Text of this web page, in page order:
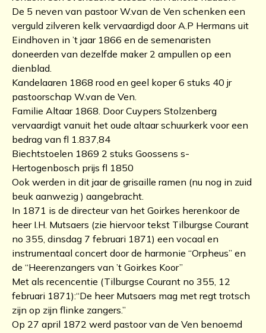
De 5 neven van pastoor W.van de Ven schenken een
verguld zilveren kelk vervaardigd door A.P Hermans uit
Eindhoven in ’t jaar 1866 en de semenaristen
doneerden van dezelfde maker 2 ampullen op een
dienblad.
Kandelaaren 1868 rood en geel koper 6 stuks 40 jr
pastoorschap W.van de Ven.
Familie Altaar 1868. Door Cuypers Stolzenberg
vervaardigt vanuit het oude altaar schuurkerk voor een
bedrag van fl 1.837,84
Biechtstoelen 1869 2 stuks Goossens s-
Hertogenbosch prijs fl 1850
Ook werden in dit jaar de grisaille ramen (nu nog in zuid
beuk aanwezig ) aangebracht.
In 1871 is de directeur van het Goirkes herenkoor de
heer I.H. Mutsaers (zie hiervoor tekst Tilburgse Courant
no 355, dinsdag 7 februari 1871) een vocaal en
instrumentaal concert door de harmonie “Orpheus” en
de “Heerenzangers van ’t Goirkes Koor”
Met als recencentie (Tilburgse Courant no 355, 12
februari 1871):“De heer Mutsaers mag met regt trotsch
zijn op zijn flinke zangers.”
Op 27 april 1872 werd pastoor van de Ven benoemd